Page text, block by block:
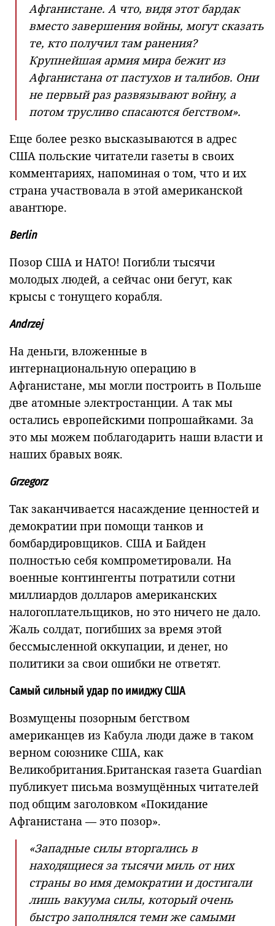
Афганистане. А что, видя этот бардак
вместо завершения войны, могут сказать
те, кто получил там ранения?
Крупнейшая армия мира бежит из
Афганистана от пастухов и талибов. Они
не первый раз развязывают войну, а
потом трусливо спасаются бегством».
Еще более резко высказываются в адрес
США польские читатели газеты в своих
комментариях, напоминая о том, что и их
страна участвовала в этой американской
авантюре.
Berlin
Позор США и НАТО! Погибли тысячи
молодых людей, а сейчас они бегут, как
крысы с тонущего корабля.
Andrzej
На деньги, вложенные в
интернациональную операцию в
Афганистане, мы могли построить в Польше
две атомные электростанции. А так мы
остались европейскими попрошайками. За
это мы можем поблагодарить наши власти и
наших бравых вояк.
Grzegorz
Так заканчивается насаждение ценностей и
демократии при помощи танков и
бомбардировщиков. США и Байден
полностью себя компрометировали. На
военные контингенты потратили сотни
миллиардов долларов американских
налогоплательщиков, но это ничего не дало.
Жаль солдат, погибших за время этой
бессмысленной оккупации, и денег, но
политики за свои ошибки не ответят.
Самый сильный удар по имиджу США
Возмущены позорным бегством
американцев из Кабула люди даже в таком
верном союзнике США, как
Великобритания.Британская газета Guardian
публикует письма возмущённых читателей
под общим заголовком «Покидание
Афганистана — это позор».
«Западные силы вторгались в
находящиеся за тысячи миль от них
страны во имя демократии и достигали
лишь вакуума силы, который очень
быстро заполнялся теми же самыми